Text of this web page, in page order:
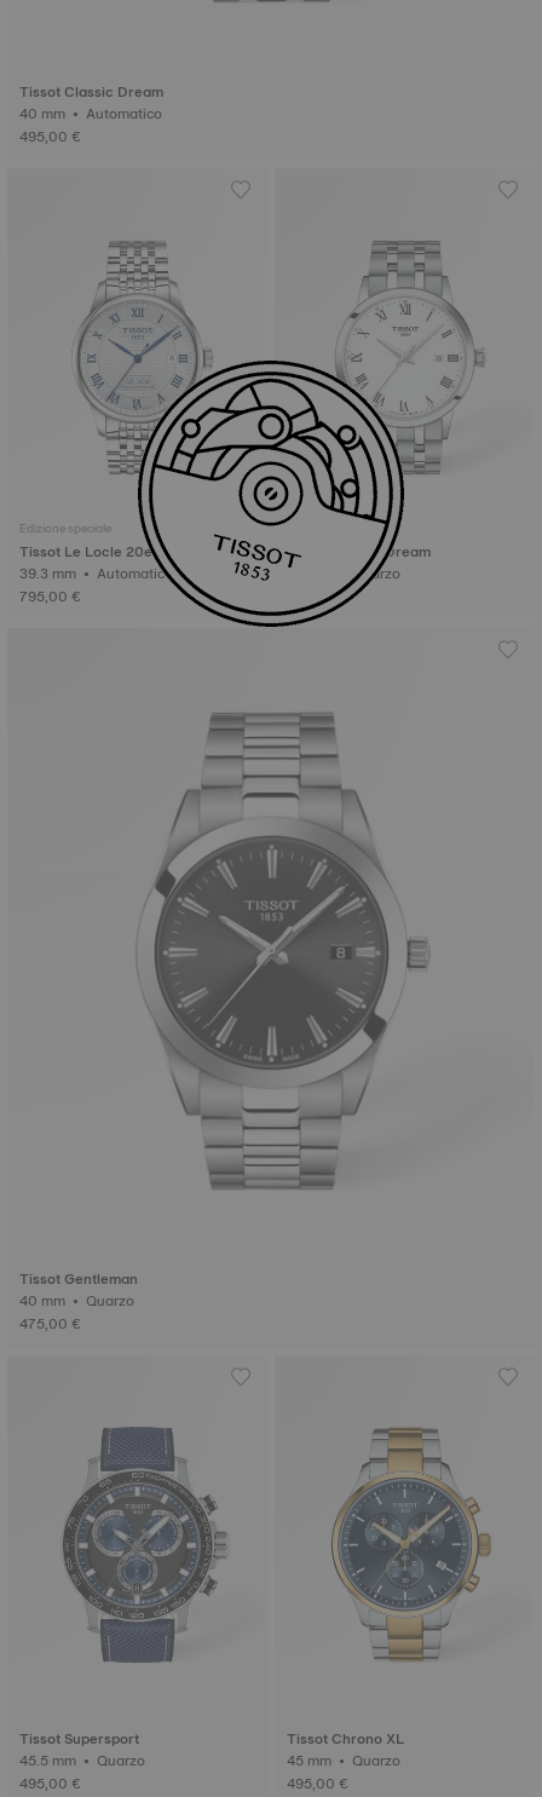
Tissot Classic Dream
40 mm • Automatico
495,00 €
Edizione speciale
Tissot Le Locle 20esimo anniversa
rio
39.3 mm • Automatico
795,00 €
Tissot Classic Dream
42 mm • Quarzo
345,00 €
Tissot Gentleman
40 mm • Quarzo
475,00 €
Tissot Supersport
45.5 mm • Quarzo
495,00 €
Tissot Chrono XL
45 mm • Quarzo
495,00 €